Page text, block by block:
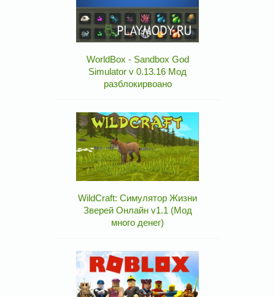
WorldBox - Sandbox God
Simulator v 0.13.16 Мод
разблокирвоано
WildCraft: Симулятор Жизни
Зверей Онлайн v1.1 (Мод
много денег)